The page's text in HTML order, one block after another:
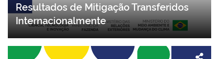
Resultados de Mitigação Transferidos
Internacionalmente